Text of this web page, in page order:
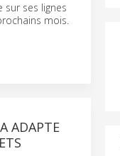
sur ses lignes
mois.
ADAPTE